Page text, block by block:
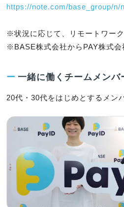
https://note.com/base_group/n/
※状況に応じて、リモートワー
※BASE株式会社からPAY株式会
ー 一緒に働くチームメンバ
20代・30代をはじめとするメン